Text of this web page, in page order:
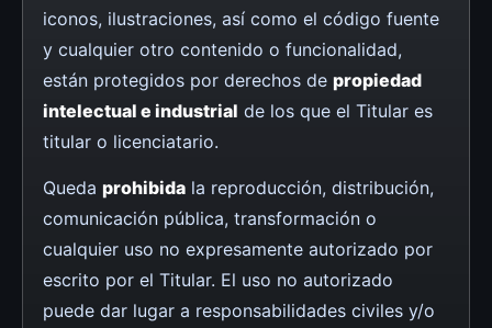
iconos, ilustraciones, así como el código fuente
y cualquier otro contenido o funcionalidad,
están protegidos por derechos de propiedad
intelectual e industrial de los que el Titular es
titular o licenciatario.
Queda prohibida la reproducción, distribución,
comunicación pública, transformación o
cualquier uso no expresamente autorizado por
escrito por el Titular. El uso no autorizado
puede dar lugar a responsabilidades civiles y/o